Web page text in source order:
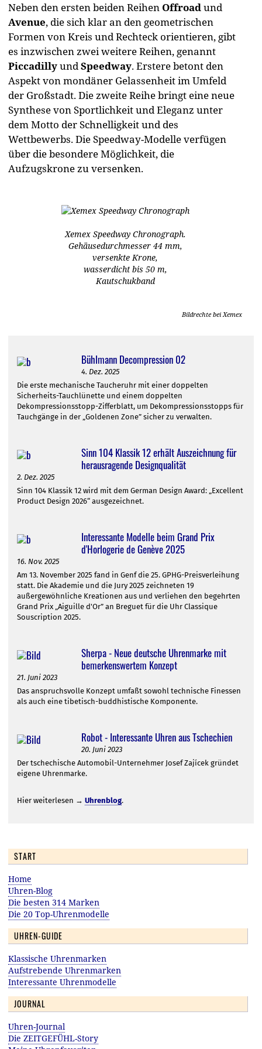
Neben den ersten beiden Reihen Offroadund
Avenue, die sich klar an den geometrischen
Formen von Kreis und Rechteck orientieren, gibt
es inzwischen zwei weitere Reihen, genannt
PiccadillyundSpeedway. Erstere betont den
Aspekt von mondäner Gelassenheit im Umfeld
der Großstadt. Die zweite Reihe bringt eine neue
Synthese von Sportlichkeit und Eleganz unter
dem Motto der Schnelligkeit und des
Wettbewerbs. Die Speedway-Modelle verfügen
über die besondere Möglichkeit, die
Aufzugskrone zu versenken.
Xemex Speedway Chronograph.
Gehäusedurchmesser 44 mm,
versenkte Krone,
wasserdicht bis 50 m,
Kautschukband
Bildrechte bei Xemex
Bühlmann Decompression 02
4. Dez. 2025
Die erste mechanische Taucheruhr mit einer doppelten
Sicherheits-Tauchlünette und einem doppelten
Dekompressionsstopp-Zifferblatt, um Dekompressionsstopps für
Tauchgänge in der „Goldenen Zone” sicher zu verwalten.
Sinn 104 Klassik 12 erhält Auszeichnung für
herausragende Designqualität
2. Dez. 2025
Sinn 104 Klassik 12 wird mit dem German Design Award: „Excellent
Product Design 2026“ ausgezeichnet.
Interessante Modelle beim Grand Prix
d'Horlogerie de Genève 2025
16. Nov. 2025
Am 13. November 2025 fand in Genf die 25. GPHG-Preisverleihung
statt. Die Akademie und die Jury 2025 zeichneten 19
außergewöhnliche Kreationen aus und verliehen den begehrten
Grand Prix „Aiguille d'Or” an Breguet für die Uhr Classique
Souscription 2025.
Sherpa - Neue deutsche Uhrenmarke mit
bemerkenswertem Konzept
21. Juni 2023
Das anspruchsvolle Konzept umfaßt sowohl technische Finessen
als auch eine tibetisch-buddhistische Komponente.
Robot - Interessante Uhren aus Tschechien
20. Juni 2023
Der tschechische Automobil-Unternehmer Josef Zajícek gründet
eigene Uhrenmarke.
Hier weiterlesen → Uhrenblog.
START
Home
Uhren-Blog
Die besten 314 Marken
Die 20 Top-Uhrenmodelle
UHREN-GUIDE
Klassische Uhrenmarken
Aufstrebende Uhrenmarken
Interessante Uhrenmodelle
JOURNAL
Uhren-Journal
Die ZEITGEFÜHL-Story